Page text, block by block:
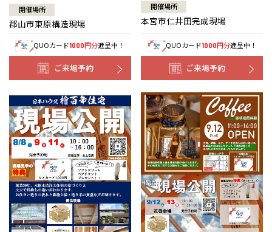
開催場所
郡山市東原構造現場
QUOカード1000円分進呈中！
ご来場予約
開催場所
本宮市仁井田完成現場
QUOカード1000円分進呈中！
ご来場予約